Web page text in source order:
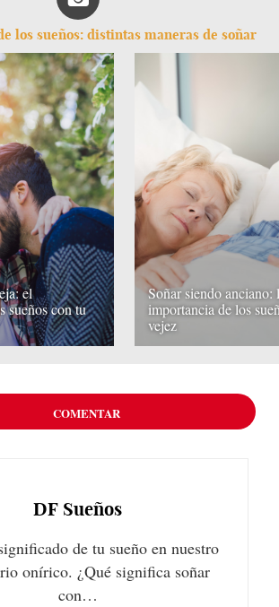
los sueños: distintas maneras de soñar
el
sueños con tu
Soñar siendo anciano:
importancia de los
vejez
COMENTAR
DF Sueños
de tu sueño en nuestro
onírico. ¿Qué significa soñar
con…